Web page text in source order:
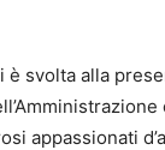
è svolta alla
appassionati